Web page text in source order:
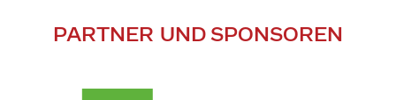
PARTNER UND SPONSOREN